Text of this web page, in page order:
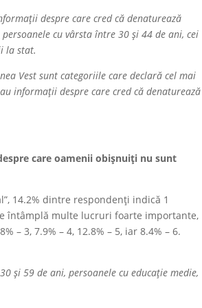
despre care cred că denaturează
cu vârsta între 30 și 44 de ani, cei
la stat.
Vest sunt categoriile care declară cel mai
informații despre care cred că denaturează
care oamenii obișnuiți nu sunt
14.2% dintre respondenți indică 1
întâmplă multe lucruri foarte importante,
– 3, 7.9% – 4, 12.8% – 5, iar 8.4% – 6.
și 59 de ani, persoanele cu educație medie,